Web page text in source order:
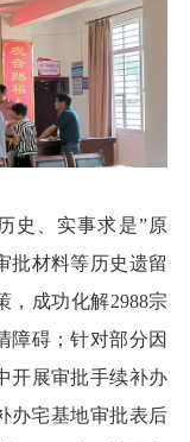
、实事求是”原
批材料等历史遗留
，成功化解2988宗
障碍；针对部分因
开展审批手续补办
办宅基地审批表后